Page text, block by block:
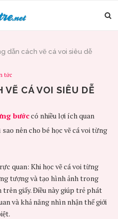
dẫn cách vẽ cá voi siêu dễ
tức
VẼ CÁ VOI SIÊU DỄ
bướccó nhiều lợi ích quan
nên cho bé học vẽ cá voi từng
quan: Khi học vẽ cá voi từng
tượng và tạo hình ảnh trong
giấy. Điều này giúp trẻ phát
và khả năng nhìn nhận thế giới